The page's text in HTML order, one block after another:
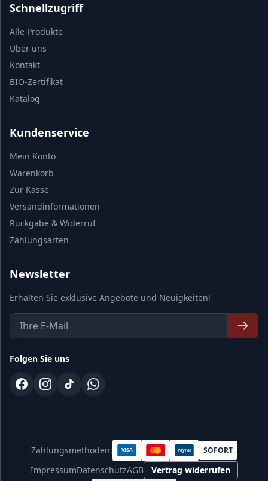
Schnellzugriff
Alle Produkte
Über uns
Kontakt
BIO-Zertifikat
Katalog
Kundenservice
Mein Konto
Warenkorb
Zur Kasse
Versandinformationen
Rückgabe & Widerruf
Zahlungsarten
Newsletter
Erhalten Sie exklusive Angebote und Neuigkeiten!
Folgen Sie uns
Zahlungsmethoden: VISA PayPal SOFORT
ImpressumDatenschutzAGB
Vertrag widerrufen